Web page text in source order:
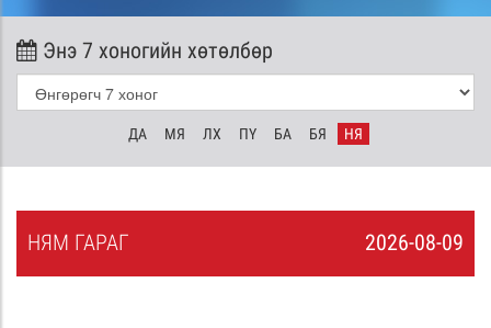
Энэ 7 хоногийн хөтөлбөр
ДА МЯ ЛХ ПҮ БА БЯ НЯ
2026-08-09
НЯМ ГАРАГ